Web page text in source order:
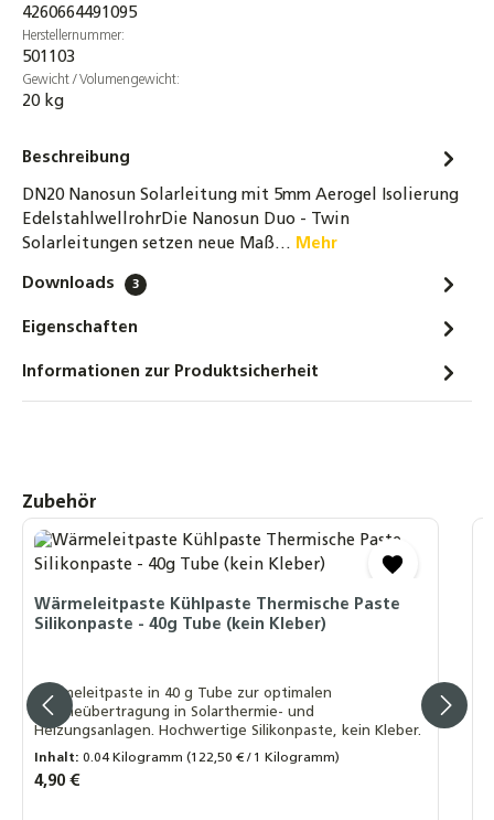
4,90 €
32-tlg. Montage-Set für Wellrohre DN16 &
DN20 – Bördelwerkzeug, Rohrabschneider &
4er-Set 1 Zoll Überwurfmuttern DN20
Edelstahlwellrohr + Segmentringe &
Schnellverschraubung Schnellkupplung für
20,90 €
Winkel-Verschraubung 90° DN20 auf 22mm
12,90 €
4260664491095
Herstellernummer:
501103
Gewicht / Volumengewicht:
20 kg
Beschreibung
DN20 Nanosun Solarleitung mit 5mm Aerogel Isolierung
EdelstahlwellrohrDie Nanosun Duo - Twin
Solarleitungen setzen neue Maß… Mehr
Downloads 3
Eigenschaften
Informationen zur Produktsicherheit
Produktgalerie überspringen
Zubehör
Wärmeleitpaste Kühlpaste Thermische Paste
Silikonpaste - 40g Tube (kein Kleber)
Wärmeleitpaste in 40 g Tube zur optimalen
Wärmeübertragung in Solarthermie- und
Heizungsanlagen. Hochwertige Silikonpaste, kein Kleber.
Inhalt:0.04 Kilogramm(122,50 € / 1 Kilogramm)
Regulärer Preis:
4,90 €